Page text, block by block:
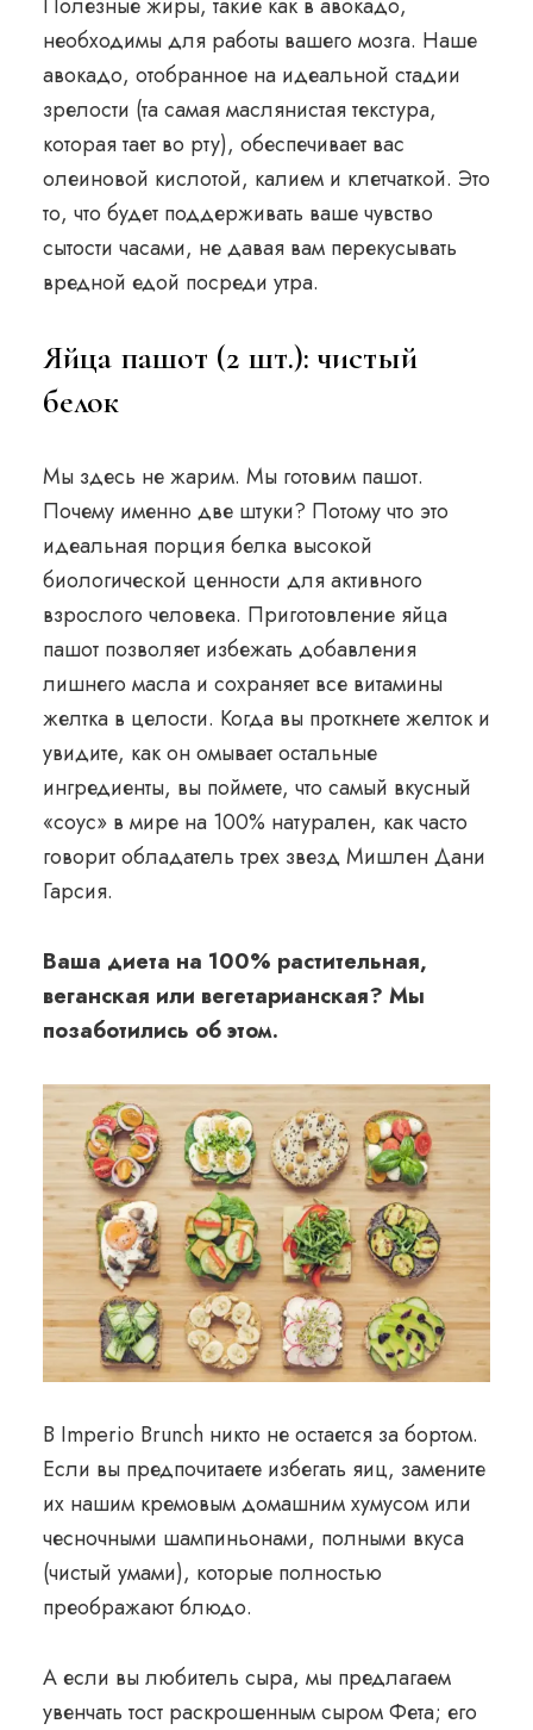
необходимы для работы вашего мозга. Наше
авокадо, отобранное на идеальной стадии
зрелости (та самая маслянистая текстура,
которая тает во рту), обеспечивает вас
олеиновой кислотой, калием и клетчаткой. Это
то, что будет поддерживать ваше чувство
сытости часами, не давая вам перекусывать
вредной едой посреди утра.
Яйца пашот (2 шт.): чистый
белок
Мы здесь не жарим. Мы готовим пашот.
Почему именно две штуки? Потому что это
идеальная порция белка высокой
биологической ценности для активного
взрослого человека. Приготовление яйца
пашот позволяет избежать добавления
лишнего масла и сохраняет все витамины
желтка в целости. Когда вы проткнете желток и
увидите, как он омывает остальные
ингредиенты, вы поймете, что самый вкусный
«соус» в мире на 100% натурален, как часто
говорит обладатель трех звезд МишленДани
Гарсия.
Ваша диета на 100% растительная,
веганская или вегетарианская? Мы
позаботились об этом.
В Imperio Brunch никто не остается за бортом.
Если вы предпочитаете избегать яиц, замените
их нашим кремовым домашним хумусом или
чесночными шампиньонами, полными вкуса
(чистый умами), которые полностью
преображают блюдо.
А если вы любитель сыра, мы предлагаем
увенчать тост раскрошенным сыром Фета; его